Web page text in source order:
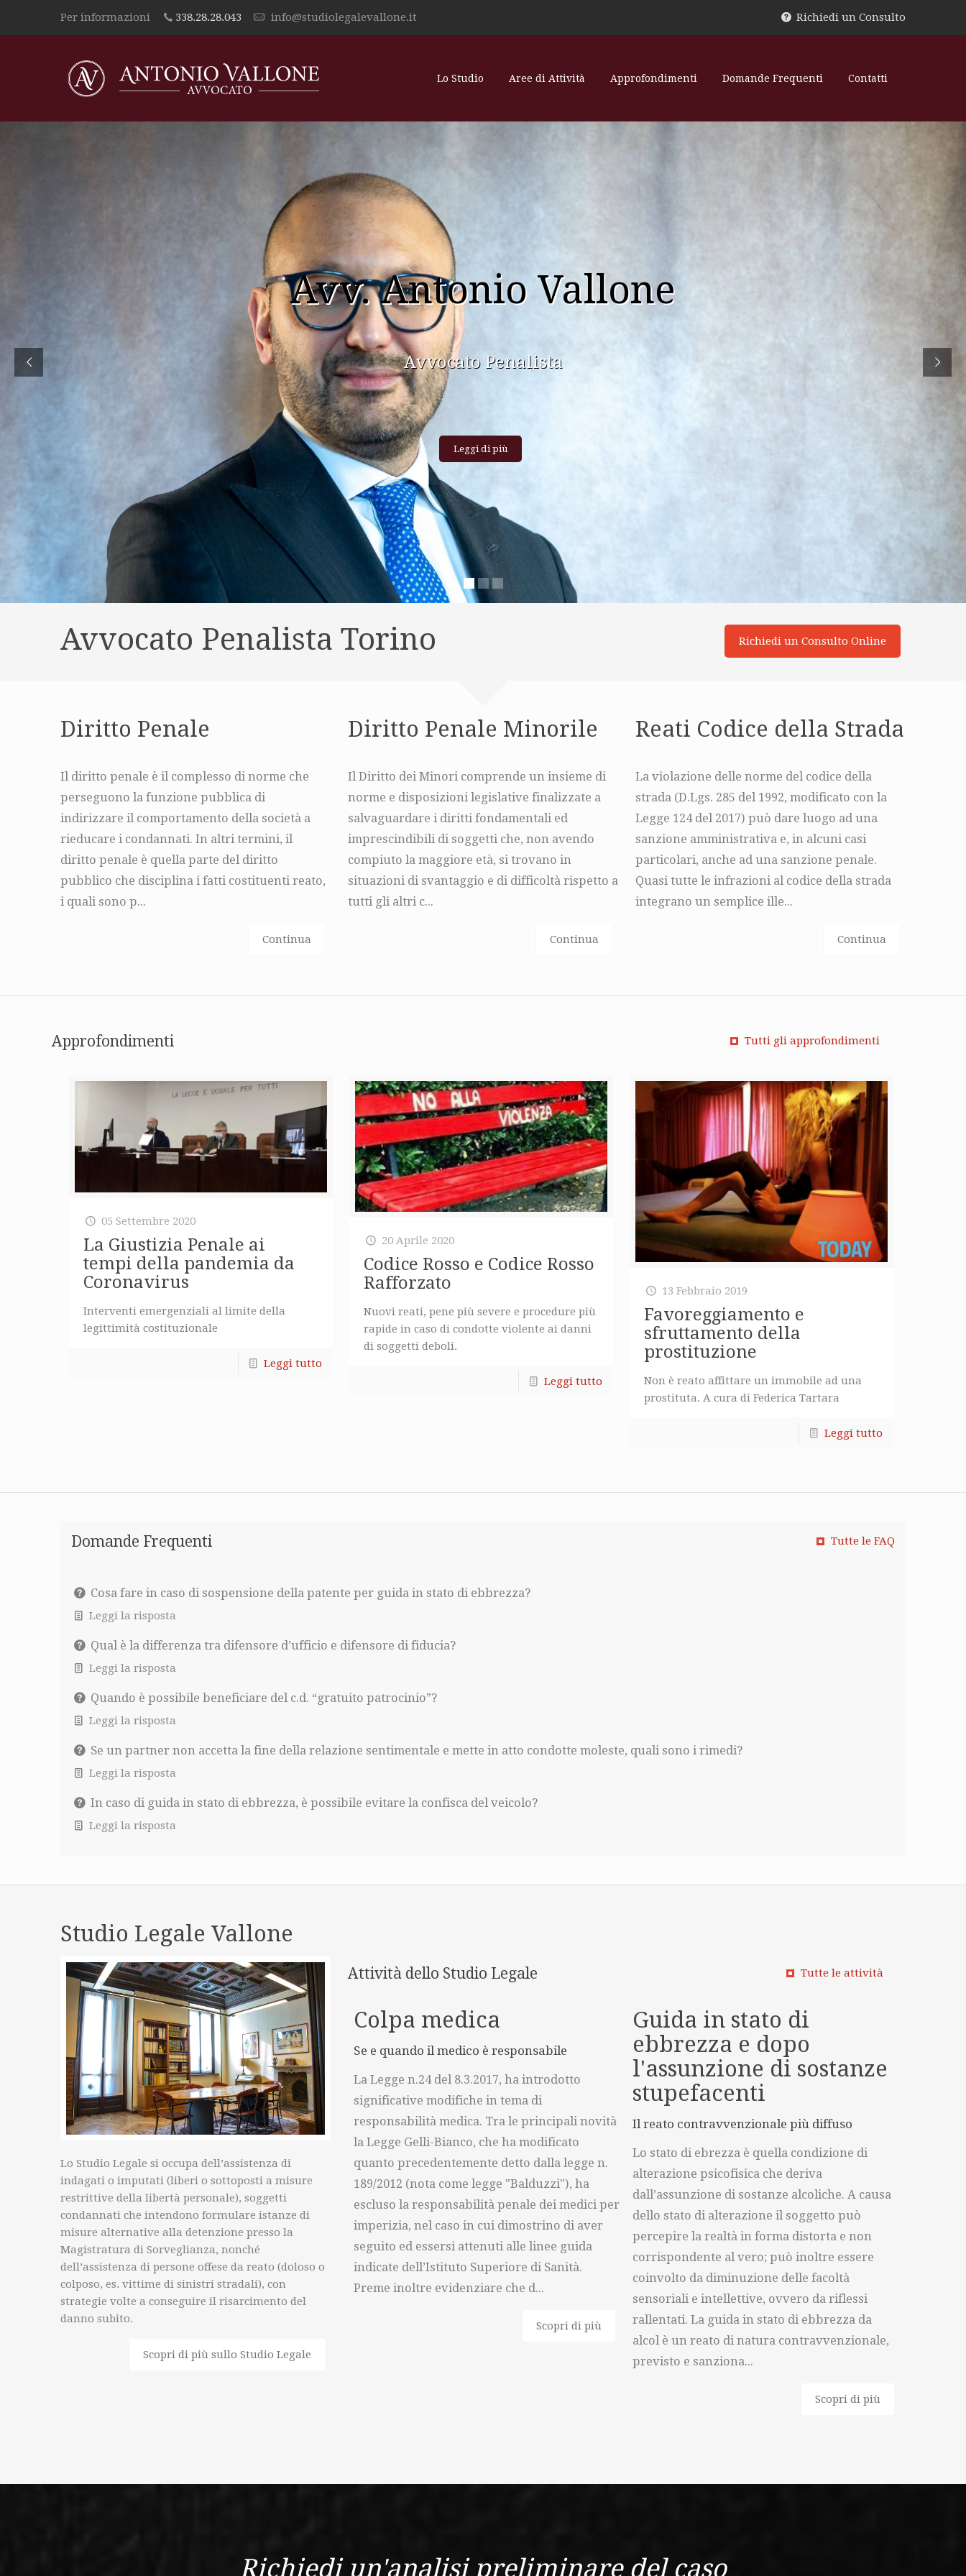
Per informazioni 338.28.28.043 info@studiolegalevallone.it Richiedi un Consulto
Lo Studio Aree di Attività Approfondimenti Domande Frequenti Contatti
Avvocato Penalista Torino Richiedi un Consulto Online
Diritto Penale
Il diritto penale è il complesso di norme che
perseguono la funzione pubblica di
indirizzare il comportamento della società a
rieducare i condannati. In altri termini, il
diritto penale è quella parte del diritto
pubblico che disciplina i fatti costituenti reato,
i quali sono p...
Continua
Diritto Penale Minorile
Il Diritto dei Minori comprende un insieme di
norme e disposizioni legislative finalizzate a
salvaguardare i diritti fondamentali ed
imprescindibili di soggetti che, non avendo
compiuto la maggiore età, si trovano in
situazioni di svantaggio e di difficoltà rispetto a
tutti gli altri c...
Continua
Reati Codice della Strada
La violazione delle norme del codice della
strada (D.Lgs. 285 del 1992, modificato con la
Legge 124 del 2017) può dare luogo ad una
sanzione amministrativa e, in alcuni casi
particolari, anche ad una sanzione penale.
Quasi tutte le infrazioni al codice della strada
integrano un semplice ille...
Continua
Approfondimenti Tutti gli approfondimenti
05 Settembre 2020
La Giustizia Penale ai
tempi della pandemia da
Coronavirus
Interventi emergenziali al limite della
legittimità costituzionale
Leggi tutto
20 Aprile 2020
Codice Rosso e Codice Rosso
Rafforzato
Nuovi reati, pene più severe e procedure più
rapide in caso di condotte violente ai danni
di soggetti deboli.
Leggi tutto
13 Febbraio 2019
Favoreggiamento e
sfruttamento della
prostituzione
Non è reato affittare un immobile ad una
prostituta. A cura di Federica Tartara
Leggi tutto
Domande Frequenti Tutte le FAQ
Cosa fare in caso di sospensione della patente per guida in stato di ebbrezza?
Leggi la risposta
Qual è la differenza tra difensore d’ufficio e difensore di fiducia?
Leggi la risposta
Quando è possibile beneficiare del c.d. “gratuito patrocinio”?
Leggi la risposta
Se un partner non accetta la fine della relazione sentimentale e mette in atto condotte moleste, quali sono i rimedi?
Leggi la risposta
In caso di guida in stato di ebbrezza, è possibile evitare la confisca del veicolo?
Leggi la risposta
Studio Legale Vallone
Lo Studio Legale si occupa dell’assistenza di
indagati o imputati (liberi o sottoposti a misure
restrittive della libertà personale), soggetti
condannati che intendono formulare istanze di
misure alternative alla detenzione presso la
Magistratura di Sorveglianza, nonché
dell’assistenza di persone offese da reato (doloso o
colposo, es. vittime di sinistri stradali), con
strategie volte a conseguire il risarcimento del
danno subito.
Scopri di più sullo Studio Legale
Attività dello Studio Legale Tutte le attività
Colpa medica
Se e quando il medico è responsabile
La Legge n.24 del 8.3.2017, ha introdotto
significative modifiche in tema di
responsabilità medica. Tra le principali novità
la Legge Gelli-Bianco, che ha modificato
quanto precedentemente detto dalla legge n.
189/2012 (nota come legge "Balduzzi"), ha
escluso la responsabilità penale dei medici per
imperizia, nel caso in cui dimostrino di aver
seguito ed essersi attenuti alle linee guida
indicate dell’Istituto Superiore di Sanità.
Preme inoltre evidenziare che d...
Scopri di più
Guida in stato di
ebbrezza e dopo
l'assunzione di sostanze
stupefacenti
Il reato contravvenzionale più diffuso
Lo stato di ebrezza è quella condizione di
alterazione psicofisica che deriva
dall’assunzione di sostanze alcoliche. A causa
dello stato di alterazione il soggetto può
percepire la realtà in forma distorta e non
corrispondente al vero; può inoltre essere
coinvolto da diminuzione delle facoltà
sensoriali e intellettive, ovvero da riflessi
rallentati. La guida in stato di ebbrezza da
alcol è un reato di natura contravvenzionale,
previsto e sanziona...
Scopri di più
Richiedi un'analisi preliminare del caso